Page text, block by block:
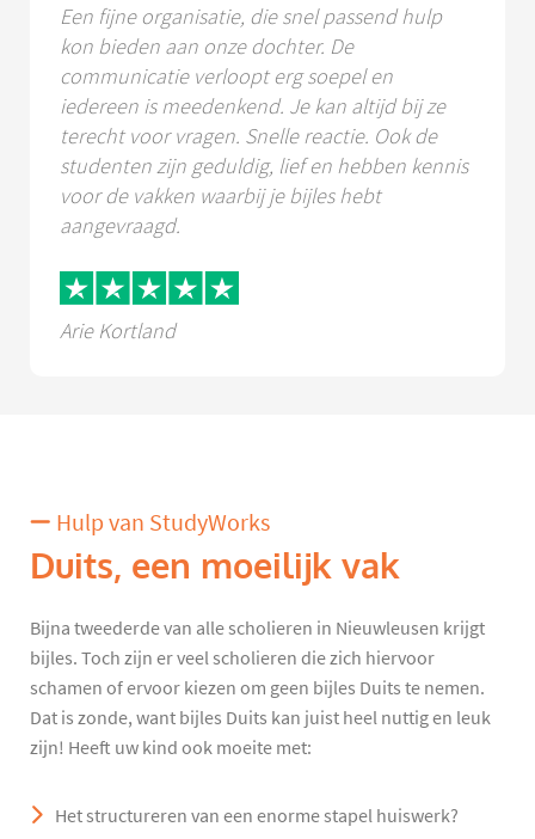
Een fijne organisatie, die snel passend hulp
kon bieden aan onze dochter. De
communicatie verloopt erg soepel en
iedereen is meedenkend. Je kan altijd bij ze
terecht voor vragen. Snelle reactie. Ook de
studenten zijn geduldig, lief en hebben kennis
voor de vakken waarbij je bijles hebt
aangevraagd.
Arie Kortland
Hulp van StudyWorks
Duits, een moeilijk vak
Bijna tweederde van alle scholieren in Nieuwleusen krijgt
bijles. Toch zijn er veel scholieren die zich hiervoor
schamen of ervoor kiezen om geen bijles Duits te nemen.
Dat is zonde, want bijles Duits kan juist heel nuttig en leuk
zijn! Heeft uw kind ook moeite met:
Het structureren van een enorme stapel huiswerk?